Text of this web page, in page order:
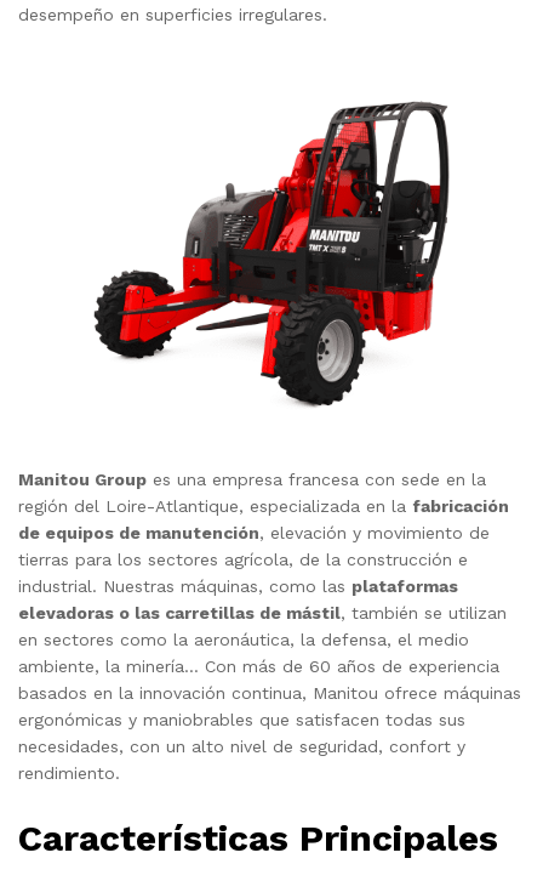
desempeño en superficies irregulares.
Manitou Group es una empresa francesa con sede en la
región del Loire-Atlantique, especializada en la fabricación
de equipos de manutención, elevación y movimiento de
tierras para los sectores agrícola, de la construcción e
industrial. Nuestras máquinas, como las plataformas
elevadoras o las carretillas de mástil, también se utilizan
en sectores como la aeronáutica, la defensa, el medio
ambiente, la minería… Con más de 60 años de experiencia
basados en la innovación continua, Manitou ofrece máquinas
ergonómicas y maniobrables que satisfacen todas sus
necesidades, con un alto nivel de seguridad, confort y
rendimiento.
Características Principales